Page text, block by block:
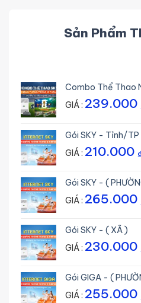
Sản Phẩm
Combo Thể Thao
GIÁ : 239.000
Gói SKY - Tỉnh/TP
GIÁ : 210.000
Gói SKY - (
GIÁ : 265.000
Gói SKY - ( XÃ )
GIÁ : 230.000
Gói GIGA - (
GIÁ : 255.000